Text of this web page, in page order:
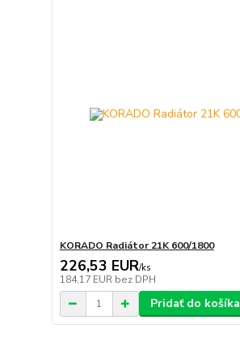
KORADO Radiátor 21K 600/1800
226,53 EUR/ks
184,17 EUR bez DPH
Pridať do košíka